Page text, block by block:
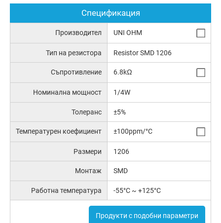
Спецификация
Производител UNI OHM
Тип на резистора Resistor SMD 1206
Съпротивление 6.8kΩ
Номинална мощност 1/4W
Толеранс ±5%
Температурен коефициент ±100ppm/°C
Размери 1206
Монтаж SMD
Работна температура -55°C ~ +125°C
Продукти с подобни параметри